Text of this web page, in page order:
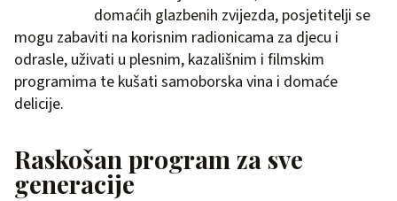
domaćih glazbenih zvijezda, posjetitelji se
mogu zabaviti na korisnim radionicama za djecu i
odrasle, uživati u plesnim, kazališnim i filmskim
programima te kušati samoborska vina i domaće
delicije.
Raskošan program za sve
generacije